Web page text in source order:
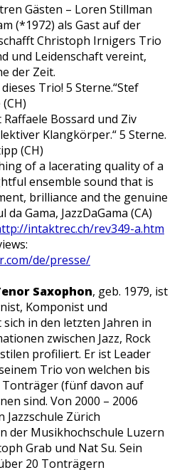
Gästen – Loren Stillman
(*1972) als Gast auf der
Christoph Irnigers Trio
und Leidenschaft vereint,
der Zeit.
Trio! 5 Sterne.“Stef
Bossard und Ziv
Klangkorper.“5 Sterne.
(CH)
of a lacerating quality of a
ensemble sound that is
brilliance and the genuine
da Gama, JazzDaGama (CA)
intaktrec.ch/rev349-a.htm
de/presse/
Saxophon, geb. 1979, ist
Komponist und
in den letzten Jahren in
zwischen Jazz, Rock
profiliert. Er ist Leader
Trio von welchen bis
(fünf davon auf
sind. Von 2000 – 2006
Zürich
der Musikhochschule Luzern
Grab und Nat Su. Sein
20 Tonträgern